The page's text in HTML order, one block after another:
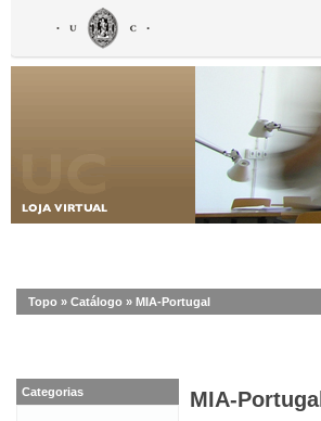
Topo » Catálogo » MIA-Portugal
MIA-Portugal
Categorias